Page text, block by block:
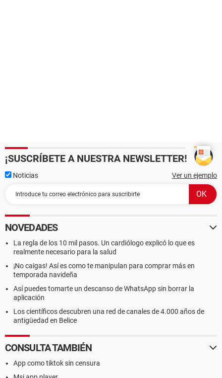
¡SUSCRÍBETE A NUESTRA NEWSLETTER!
Noticias Ver un ejemplo
NOVEDADES
La regla de los 10 mil pasos. Un cardiólogo explicó lo que es
realmente necesario para la salud
¡No caigas! Así es como te manipulan para comprar más en
temporada navideña
Así puedes tomarte un descanso de WhatsApp sin borrar la
aplicación
Los científicos descubren una red de canales de 4.000 años de
antigüedad en Belice
CONSULTA TAMBIÉN
App como tiktok sin censura